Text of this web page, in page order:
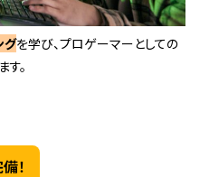
グを学び、プロゲーマーとしての
。
！